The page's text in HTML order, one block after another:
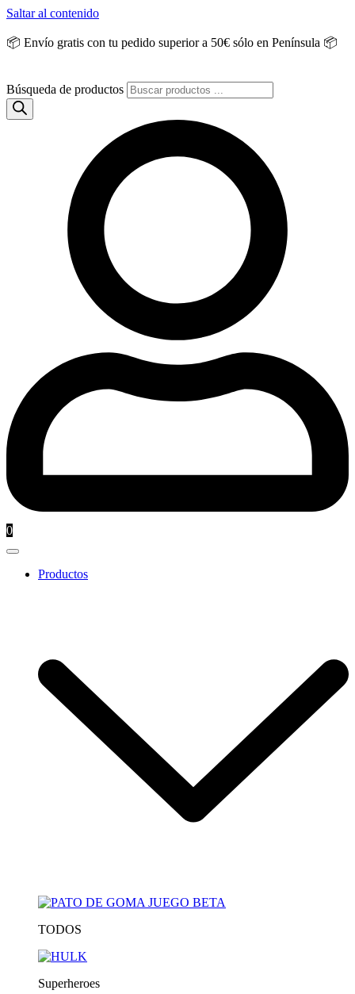
Saltar al contenido
📦 Envío gratis con tu pedido superior a 50€ sólo en Península 📦
Búsqueda de productos
0
Productos
TODOS
Superheroes